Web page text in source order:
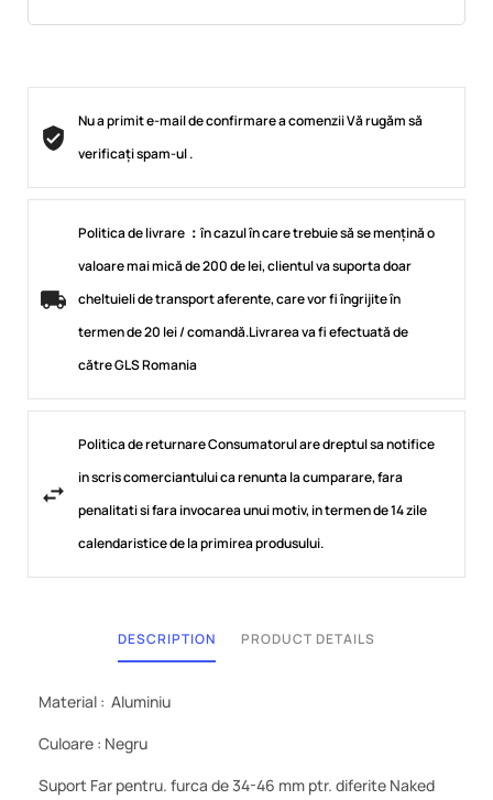
Nu a primit e-mail de confirmare a comenzii Vă rugăm să
verificați spam-ul .
Politica de livrare ：în cazul în care trebuie să se mențină o
valoare mai mică de 200 de lei, clientul va suporta doar
cheltuieli de transport aferente, care vor fi îngrijite în
termen de 20 lei / comandă.Livrarea va fi efectuată de
către GLS Romania
Politica de returnare Consumatorul are dreptul sa notifice
in scris comerciantului ca renunta la cumparare, fara
penalitati si fara invocarea unui motiv, in termen de 14 zile
calendaristice de la primirea produsului.
DESCRIPTION PRODUCT DETAILS
Material : Aluminiu
Culoare : Negru
Suport Far pentru. furca de 34-46 mm ptr. diferite Naked